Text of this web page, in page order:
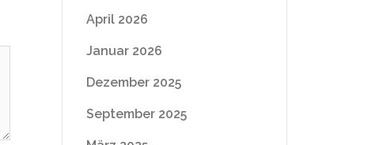
April 2026
Januar 2026
Dezember 2025
September 2025